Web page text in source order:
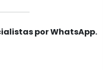
por WhatsApp.